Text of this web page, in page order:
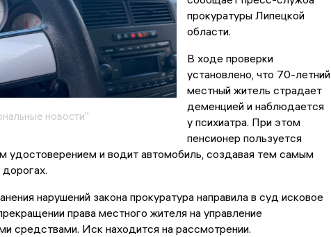
новости"
прокуратуры Липецкой
области.
В ходе проверки
установлено, что 70-летний
местный житель страдает
деменцией и наблюдается
у психиатра. При этом
пенсионер пользуется
удостоверением и водит автомобиль, создавая тем самым
нарушений закона прокуратура направила в суд исковое
права местного жителя на управление
средствами. Иск находится на рассмотрении.